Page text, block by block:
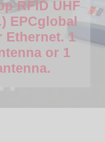
RFID UHF
EPCglobal
Ethernet. 1
or 1